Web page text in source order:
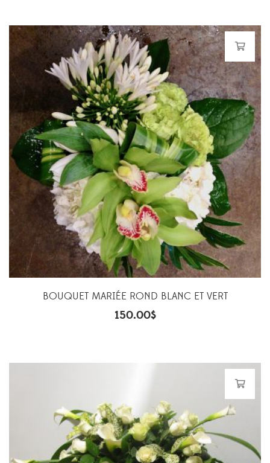
BOUQUET MARIÉE ROND BLANC ET VERT
150.00$